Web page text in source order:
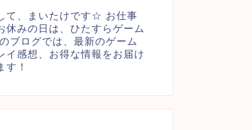
て、まいたけです☆ お仕事
休みの日は、ひたすらゲーム
ブログでは、最新のゲーム
イ感想、お得な情報をお届け
す！